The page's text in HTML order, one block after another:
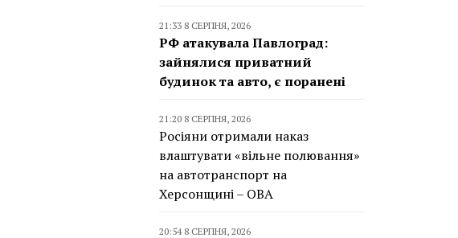
21:33 8 СЕРПНЯ, 2026
РФ атакувала Павлоград:
зайнялися приватний
будинок та авто, є поранені
21:20 8 СЕРПНЯ, 2026
Росіяни отримали наказ
влаштувати «вільне полювання»
на автотранспорт на
Херсонщині – ОВА
20:54 8 СЕРПНЯ, 2026